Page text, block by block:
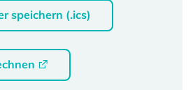
speichern (.ics)